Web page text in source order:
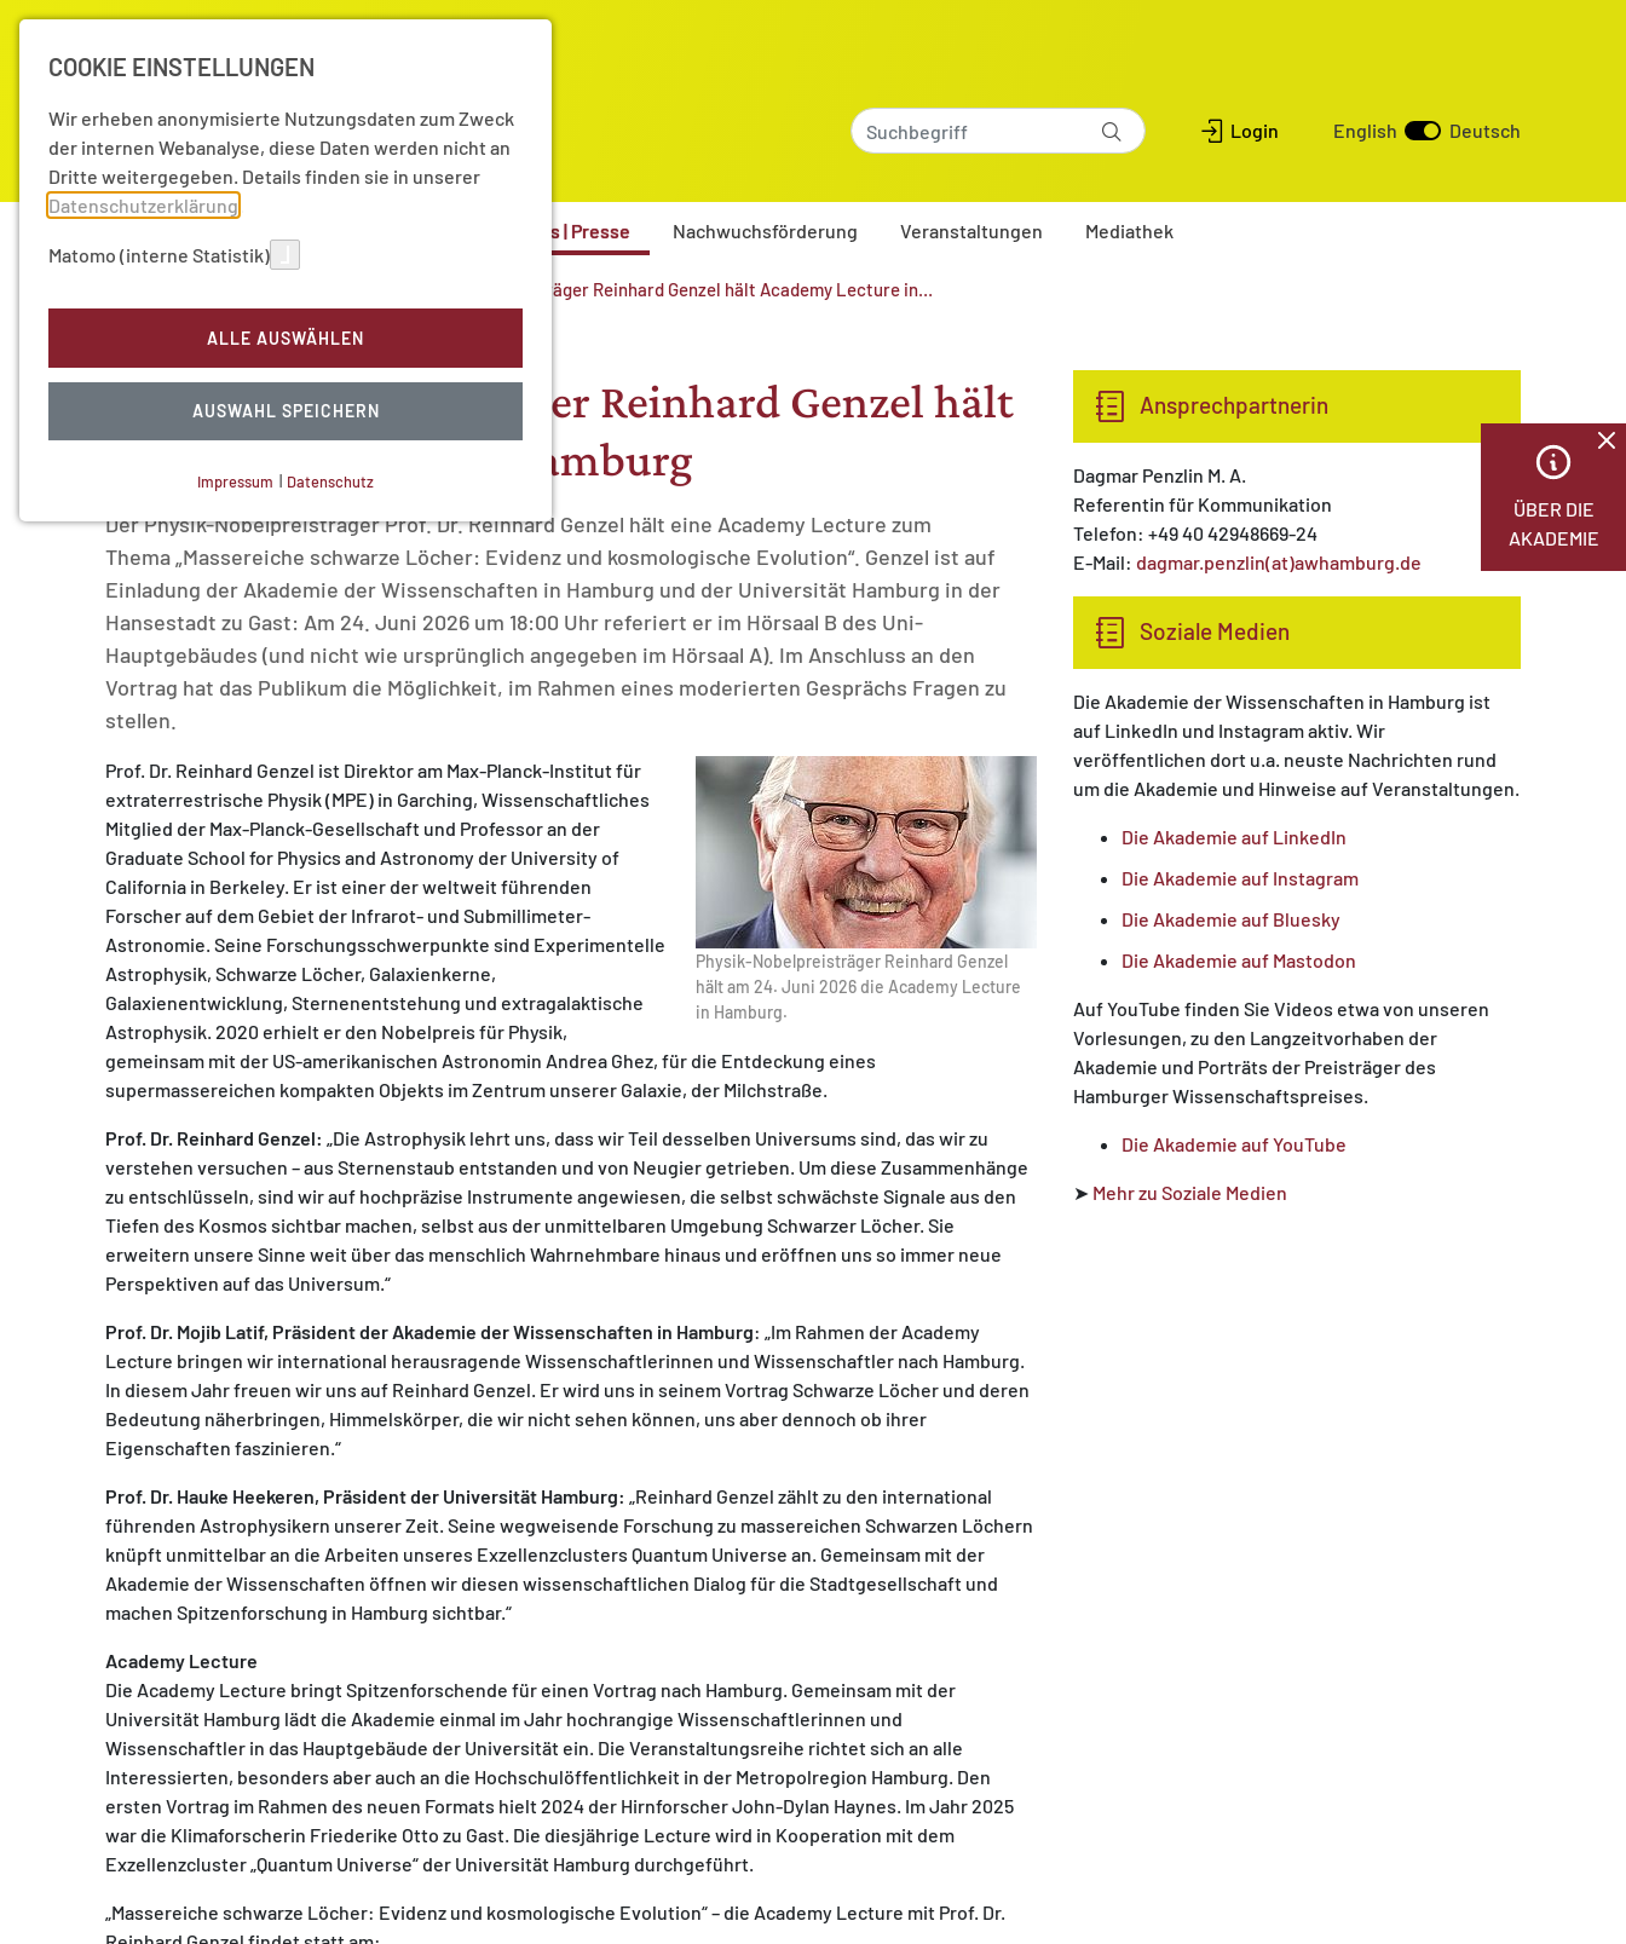
Login English Deutsch
Aktuelles | Presse Nachwuchsförderung Veranstaltungen Mediathek
Physik-Nobelpreisträger Reinhard Genzel hält Academy Lecture in…
| Aktuelle Nachrichten
Physik-Nobelpreisträger Reinhard Genzel hält
Academy Lecture in Hamburg
Der Physik-Nobelpreisträger Prof. Dr. Reinhard Genzel hält eine Academy Lecture zum
Thema „Massereiche schwarze Löcher: Evidenz und kosmologische Evolution“. Genzel ist auf
Einladung der Akademie der Wissenschaften in Hamburg und der Universität Hamburg in der
Hansestadt zu Gast: Am 24. Juni 2026 um 18:00 Uhr referiert er im Hörsaal B des Uni-
Hauptgebäudes (und nicht wie ursprünglich angegeben im Hörsaal A). Im Anschluss an den
Vortrag hat das Publikum die Möglichkeit, im Rahmen eines moderierten Gesprächs Fragen zu
stellen.
Physik-Nobelpreisträger Reinhard Genzel
hält am 24. Juni 2026 die Academy Lecture
in Hamburg.
Prof. Dr. Reinhard Genzel ist Direktor am Max-Planck-Institut für
extraterrestrische Physik (MPE) in Garching, Wissenschaftliches
Mitglied der Max-Planck-Gesellschaft und Professor an der
Graduate School for Physics and Astronomy der University of
California in Berkeley. Er ist einer der weltweit führenden
Forscher auf dem Gebiet der Infrarot- und Submillimeter-
Astronomie. Seine Forschungsschwerpunkte sind Experimentelle
Astrophysik, Schwarze Löcher, Galaxienkerne,
Galaxienentwicklung, Sternenentstehung und extragalaktische
Astrophysik. 2020 erhielt er den Nobelpreis für Physik,
gemeinsam mit der US-amerikanischen Astronomin Andrea Ghez, für die Entdeckung eines
supermassereichen kompakten Objekts im Zentrum unserer Galaxie, der Milchstraße.
Prof. Dr. Reinhard Genzel: „Die Astrophysik lehrt uns, dass wir Teil desselben Universums sind, das wir zu
verstehen versuchen – aus Sternenstaub entstanden und von Neugier getrieben. Um diese Zusammenhänge
zu entschlüsseln, sind wir auf hochpräzise Instrumente angewiesen, die selbst schwächste Signale aus den
Tiefen des Kosmos sichtbar machen, selbst aus der unmittelbaren Umgebung Schwarzer Löcher. Sie
erweitern unsere Sinne weit über das menschlich Wahrnehmbare hinaus und eröffnen uns so immer neue
Perspektiven auf das Universum.“
Prof. Dr. Mojib Latif, Präsident der Akademie der Wissenschaften in Hamburg: „Im Rahmen der Academy
Lecture bringen wir international herausragende Wissenschaftlerinnen und Wissenschaftler nach Hamburg.
In diesem Jahr freuen wir uns auf Reinhard Genzel. Er wird uns in seinem Vortrag Schwarze Löcher und deren
Bedeutung näherbringen, Himmelskörper, die wir nicht sehen können, uns aber dennoch ob ihrer
Eigenschaften faszinieren.“
Prof. Dr. Hauke Heekeren, Präsident der Universität Hamburg: „Reinhard Genzel zählt zu den international
führenden Astrophysikern unserer Zeit. Seine wegweisende Forschung zu massereichen Schwarzen Löchern
knüpft unmittelbar an die Arbeiten unseres Exzellenzclusters Quantum Universe an. Gemeinsam mit der
Akademie der Wissenschaften öffnen wir diesen wissenschaftlichen Dialog für die Stadtgesellschaft und
machen Spitzenforschung in Hamburg sichtbar.“
Academy Lecture
Die Academy Lecture bringt Spitzenforschende für einen Vortrag nach Hamburg. Gemeinsam mit der
Universität Hamburg lädt die Akademie einmal im Jahr hochrangige Wissenschaftlerinnen und
Wissenschaftler in das Hauptgebäude der Universität ein. Die Veranstaltungsreihe richtet sich an alle
Interessierten, besonders aber auch an die Hochschulöffentlichkeit in der Metropolregion Hamburg. Den
ersten Vortrag im Rahmen des neuen Formats hielt 2024 der Hirnforscher John-Dylan Haynes. Im Jahr 2025
war die Klimaforscherin Friederike Otto zu Gast. Die diesjährige Lecture wird in Kooperation mit dem
Exzellenzcluster „Quantum Universe“ der Universität Hamburg durchgeführt.
„Massereiche schwarze Löcher: Evidenz und kosmologische Evolution“ – die Academy Lecture mit Prof. Dr.
Ansprechpartnerin
Dagmar Penzlin M. A.
Referentin für Kommunikation
Telefon: +49 40 42948669-24
E-Mail: dagmar.penzlin(at)awhamburg.de
Soziale Medien
Die Akademie der Wissenschaften in Hamburg ist
auf LinkedIn und Instagram aktiv. Wir
veröffentlichen dort u.a. neuste Nachrichten rund
um die Akademie und Hinweise auf Veranstaltungen.
Die Akademie auf LinkedIn
Die Akademie auf Instagram
Die Akademie auf Bluesky
Die Akademie auf Mastodon
Auf YouTube finden Sie Videos etwa von unseren
Vorlesungen, zu den Langzeitvorhaben der
Akademie und Porträts der Preisträger des
Hamburger Wissenschaftspreises.
Die Akademie auf YouTube
➤ Mehr zu Soziale Medien
ÜBER DIE
AKADEMIE
COOKIE EINSTELLUNGEN
Wir erheben anonymisierte Nutzungsdaten zum Zweck
der internen Webanalyse, diese Daten werden nicht an
Dritte weitergegeben. Details finden sie in unserer
Datenschutzerklärung
Matomo (interne Statistik)
ALLE AUSWÄHLEN
AUSWAHL SPEICHERN
Technisch notwendig.
MATOMO (INTERNE STATISTIK)
Statistik Cookies erfassen Informationen anonym.
Diese Informationen helfen uns zu verstehen, wie
unsere Besucher unsere Website nutzen.
Matomo
Impressum | Datenschutz